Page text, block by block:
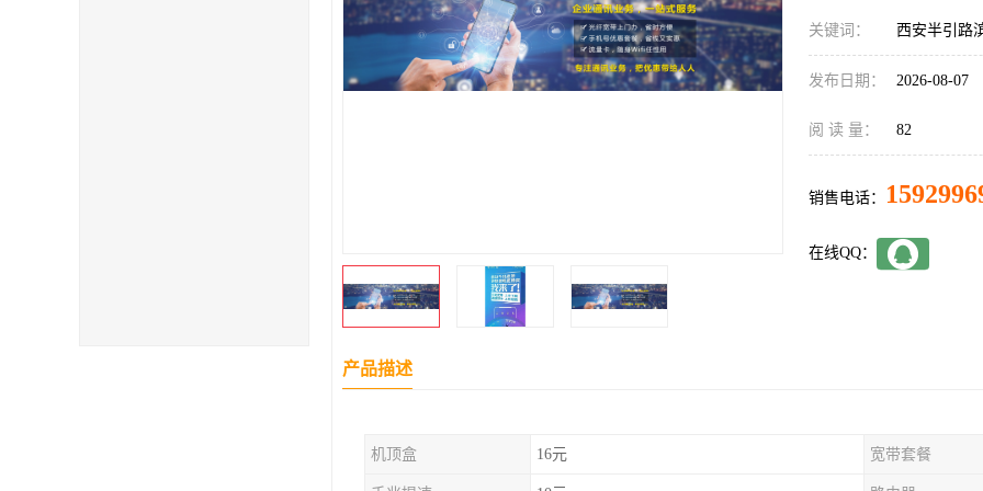
关键词： 西安半引路
发布日期： 2026-08-07
阅 读 量： 82
销售电话：
在线QQ：
产品描述
机顶盒 16元 宽带套餐